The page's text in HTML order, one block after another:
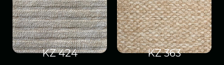
KZ 424 KZ 363